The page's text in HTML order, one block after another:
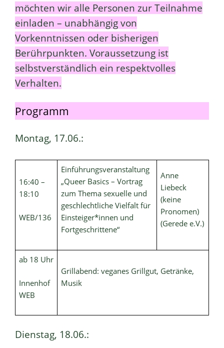
möchten wir alle Personen zur Teilnahme
einladen – unabhängig von
Vorkenntnissen oder bisherigen
Berührpunkten. Voraussetzung ist
selbstverständlich ein respektvolles
Verhalten.
Programm
Montag, 17.06.:
16:40 –
18:10
WEB/136
Einführungsveranstaltung
„Queer Basics – Vortrag
zum Thema sexuelle und
geschlechtliche Vielfalt für
Einsteiger*innen und
Fortgeschrittene“
Anne
Liebeck
(keine
Pronomen)
(Gerede e.V.)
ab 18 Uhr
Innenhof
WEB
Grillabend: veganes Grillgut, Getränke,
Musik
Dienstag, 18.06.: